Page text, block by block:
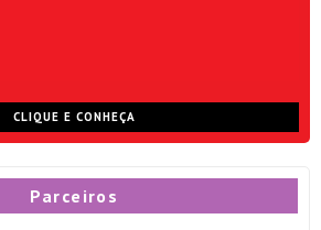
CLIQUE E CONHEÇA
Parceiros